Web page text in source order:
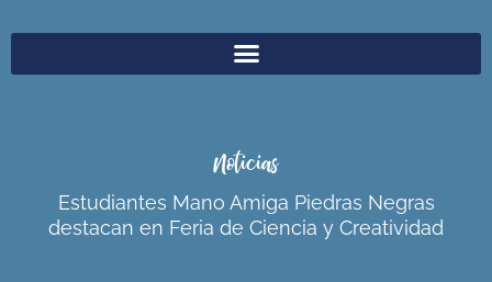
Noticias
Estudiantes Mano Amiga Piedras Negras
destacan en Feria de Ciencia y Creatividad